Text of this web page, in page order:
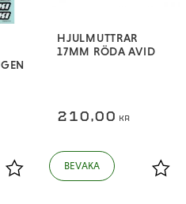
Lägg till i favoriter
HJULMUTTRAR
17MM RÖDA AVID
210,00 KR